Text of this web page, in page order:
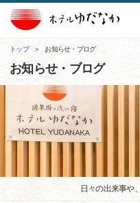
トップ お知らせ・ブログ
お知らせ・ブログ
日々の出来事や